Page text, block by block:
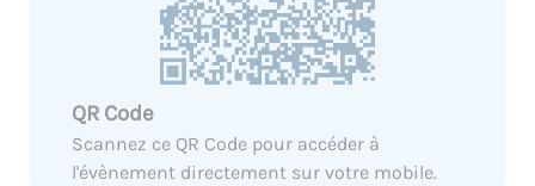
QR Code
Scannez ce QR Code pour accéder à
l'évènement directement sur votre mobile.